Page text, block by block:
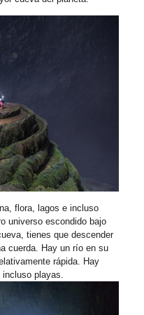
flora, lagos e incluso
universo escondido bajo
tienes que descender
cuerda. Hay un río en su
rápida. Hay
incluso playas.